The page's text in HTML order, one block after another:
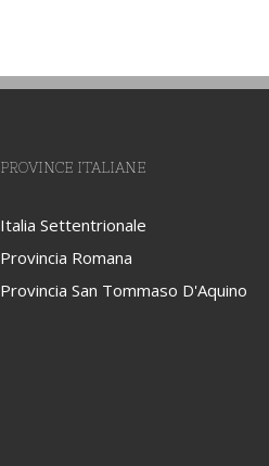
PROVINCE ITALIANE
Italia Settentrionale
Provincia Romana
Provincia San Tommaso D'Aquino